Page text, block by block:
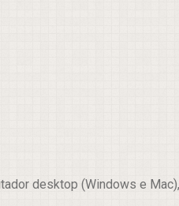
desktop (Windows e